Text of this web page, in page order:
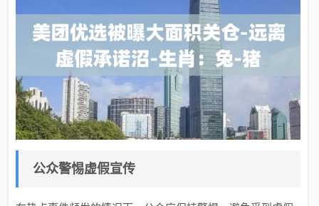
公众警惕虚假宣传